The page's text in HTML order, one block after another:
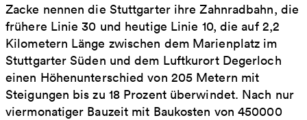
Zacke nennen die Stuttgarter ihre Zahnradbahn, die
frühere Linie 30 und heutige Linie 10, die auf 2,2
Kilometern Länge zwischen dem Marienplatz im
Stuttgarter Süden und dem Luftkurort Degerloch
einen Höhenunterschied von 205 Metern mit
Steigungen bis zu 18 Prozent überwindet. Nach nur
viermonatiger Bauzeit mit Baukosten von 450000